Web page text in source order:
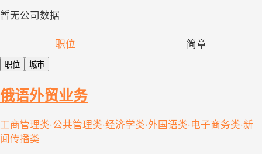
暂无公司数据
职位 简章
职位 城市
俄语外贸业务
工商管理类·公共管理类·经济学类·外国语类·电子商务类·新
闻传播类